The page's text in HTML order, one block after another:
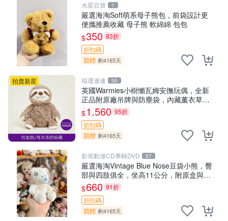
水星百貨 1
嚴選海淘Soft萌系母子熊包，前袋設計更
便攜推薦收藏 母子熊 軟綿綿 包包
$350 83折
折扣碼
競標 剩4165天
拍賣新星 福運連連 30
英國Warmies小樹懶瓦姆安撫玩偶，全新
正品附原廠吊牌與防塵袋，內藏薰衣草可
加熱，適合各個年齡層，冷暖兩用享受抱
抱樂趣，不容錯過嚴選好物 溫暖 冷感
$1,560 95折
折扣碼
競標 剩4165天
影視動漫CD專輯DVD 57
嚴選海淘Vintage Blue Nose豆袋小熊，臀
部與四肢俱全，坐高11公分，附原盒與吊
牌收藏。藍鼻子小熊，值得擁有 玩具 憶熊
$660 91折
折扣碼
競標 剩4165天